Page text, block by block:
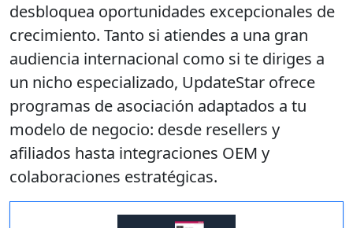
desbloquea oportunidades excepcionales de
crecimiento. Tanto si atiendes a una gran
audiencia internacional como si te diriges a
un nicho especializado, UpdateStar ofrece
programas de asociación adaptados a tu
modelo de negocio: desde resellers y
afiliados hasta integraciones OEM y
colaboraciones estratégicas.